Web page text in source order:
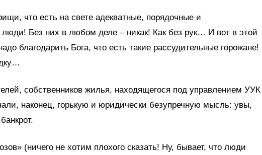
что есть на свете адекватные, порядочные и
Без них в любом деле – никак! Как без рук… И вот в этой
благодарить Бога, что есть такие рассудительные горожане!
собственников жилья, находящегося под управлением УУК
наконец, горькую и юридически безупречную мысль: увы,
(ничего не хотим плохого сказать! Ну, бывает, что люди